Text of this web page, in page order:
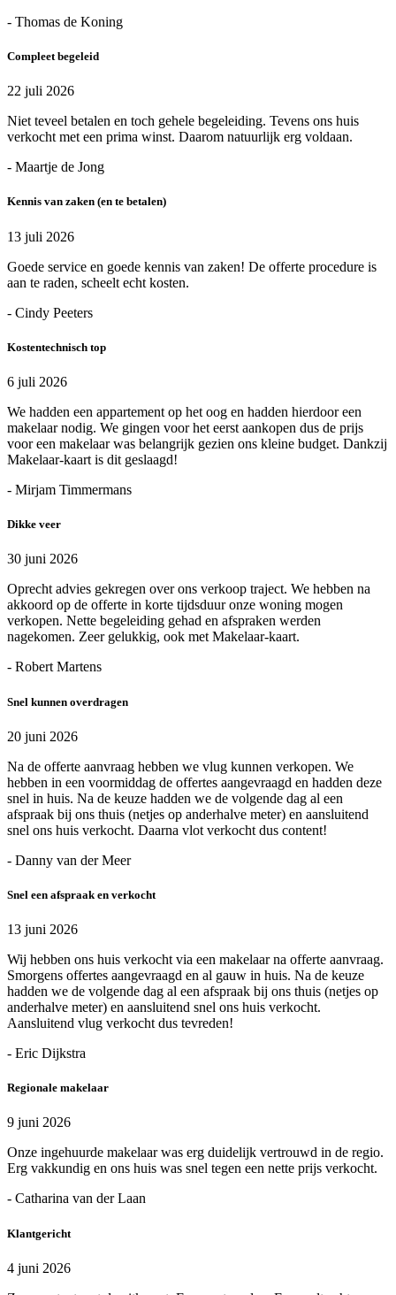
- Thomas de Koning
Compleet begeleid
22 juli 2026
Niet teveel betalen en toch gehele begeleiding. Tevens ons huis
verkocht met een prima winst. Daarom natuurlijk erg voldaan.
- Maartje de Jong
Kennis van zaken (en te betalen)
13 juli 2026
Goede service en goede kennis van zaken! De offerte procedure is
aan te raden, scheelt echt kosten.
- Cindy Peeters
Kostentechnisch top
6 juli 2026
We hadden een appartement op het oog en hadden hierdoor een
makelaar nodig. We gingen voor het eerst aankopen dus de prijs
voor een makelaar was belangrijk gezien ons kleine budget. Dankzij
Makelaar-kaart is dit geslaagd!
- Mirjam Timmermans
Dikke veer
30 juni 2026
Oprecht advies gekregen over ons verkoop traject. We hebben na
akkoord op de offerte in korte tijdsduur onze woning mogen
verkopen. Nette begeleiding gehad en afspraken werden
nagekomen. Zeer gelukkig, ook met Makelaar-kaart.
- Robert Martens
Snel kunnen overdragen
20 juni 2026
Na de offerte aanvraag hebben we vlug kunnen verkopen. We
hebben in een voormiddag de offertes aangevraagd en hadden deze
snel in huis. Na de keuze hadden we de volgende dag al een
afspraak bij ons thuis (netjes op anderhalve meter) en aansluitend
snel ons huis verkocht. Daarna vlot verkocht dus content!
- Danny van der Meer
Snel een afspraak en verkocht
13 juni 2026
Wij hebben ons huis verkocht via een makelaar na offerte aanvraag.
Smorgens offertes aangevraagd en al gauw in huis. Na de keuze
hadden we de volgende dag al een afspraak bij ons thuis (netjes op
anderhalve meter) en aansluitend snel ons huis verkocht.
Aansluitend vlug verkocht dus tevreden!
- Eric Dijkstra
Regionale makelaar
9 juni 2026
Onze ingehuurde makelaar was erg duidelijk vertrouwd in de regio.
Erg vakkundig en ons huis was snel tegen een nette prijs verkocht.
- Catharina van der Laan
Klantgericht
4 juni 2026